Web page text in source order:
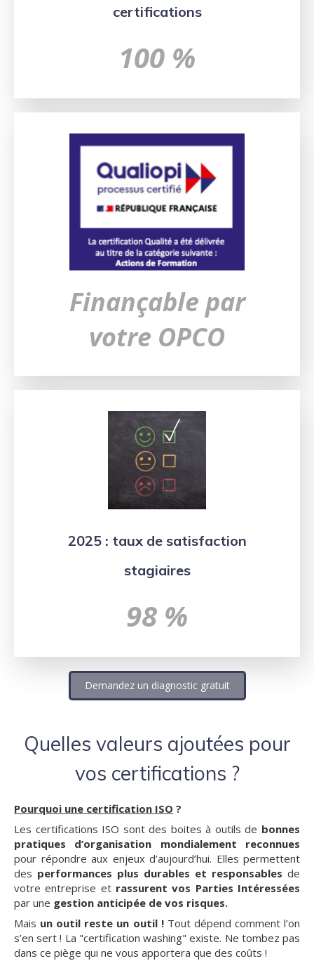
certifications
100 %
Finançable par
votre OPCO
2025 : taux de satisfaction
stagiaires
98 %
Demandez un diagnostic gratuit
Quelles valeurs ajoutées pour
vos certifications ?
Pourquoi une certification ISO ?
Les certifications ISO sont des boites à outils de bonnes
pratiques d’organisation mondialement reconnues
pour répondre aux enjeux d’aujourd’hui. Elles permettent
des performances plus durables et responsables de
votre entreprise et rassurent vos Parties Intéressées
par une gestion anticipée de vos risques.
Mais un outil reste un outil !Tout dépend comment l’on
s’en sert ! La "certification washing" existe. Ne tombez pas
dans ce piège qui ne vous apportera que des coûts !